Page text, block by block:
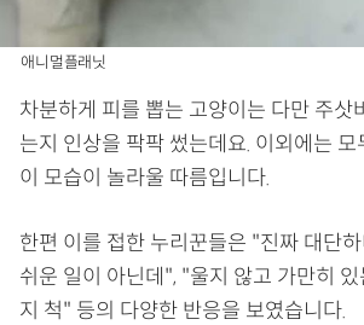
애니멀플래닛
차분하게 피를 뽑는 고양이는 다만 주삿
는지 인상을 팍팍 썼는데요. 이외에는
이 모습이 놀라울 따름입니다.
한편 이를 접한 누리꾼들은 "진짜 대단
쉬운 일이 아닌데", "울지 않고 가만히
지 척" 등의 다양한 반응을 보였습니다.